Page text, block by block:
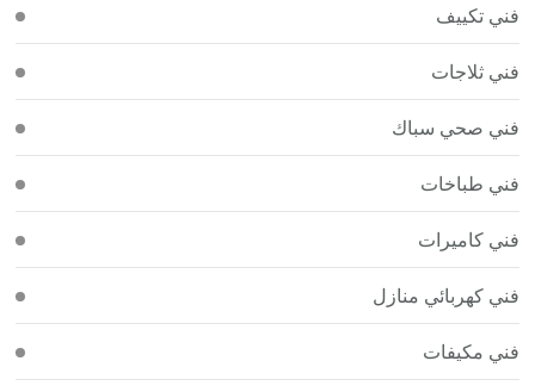
فني تكييف
فني ثلاجات
فني صحي سباك
فني طباخات
فني كاميرات
فني كهربائي منازل
فني مكيفات